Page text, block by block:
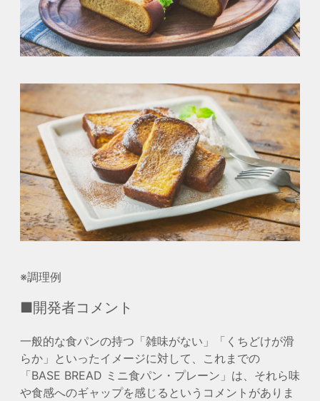
※調理例
■開発者コメント
一般的な食パンの持つ「雑味がない」「くちどけが滑
らか」といったイメージに対して、これまでの
「BASE BREAD ミニ食パン・プレーン」は、それら味
や食感へのギャップを感じるというコメントがありま